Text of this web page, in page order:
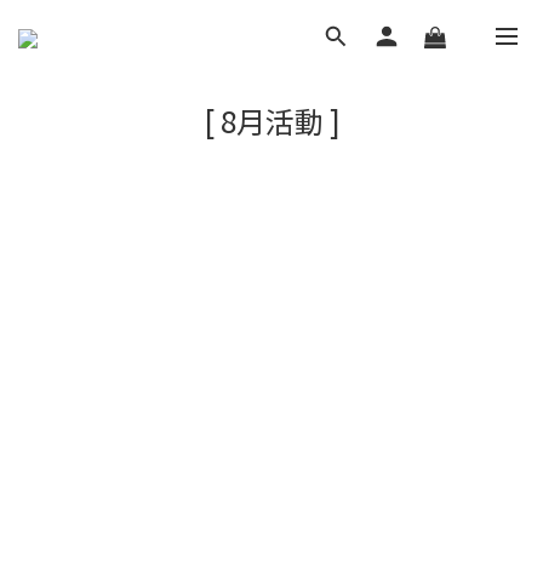
[ 8月活動 ]